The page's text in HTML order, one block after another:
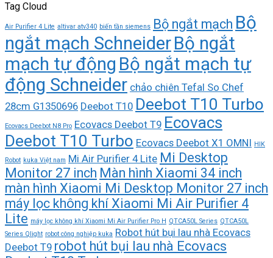
Tag Cloud
Air Purifier 4 Lite altivar atv340 biến tần siemens Bộ ngắt mạch Bộ
ngắt mạch SchneiderBộ ngắt
mạch tự động Bộ ngắt mạch tự
động Schneider chảo chiên Tefal So Chef
28cm G1350696 Deebot T10 Deebot T10 Turbo
Ecovacs Deebot N8 Pro Ecovacs Deebot T9 Ecovacs
Deebot T10 Turbo Ecovacs Deebot X1 OMNI HIK
Robot kuka Việt nam Mi Air Purifier 4 Lite Mi Desktop
Monitor 27 inch Màn hình Xiaomi 34 inch
màn hình Xiaomi Mi Desktop Monitor 27 inch
máy lọc không khí Xiaomi Mi Air Purifier 4
Lite máy lọc không khí Xiaomi Mi Air Purifier Pro H QTCA50L Series QTCA50L
Series Qlight robot công nghiệp kuka Robot hút bụi lau nhà Ecovacs
Deebot T9 robot hút bụi lau nhà Ecovacs